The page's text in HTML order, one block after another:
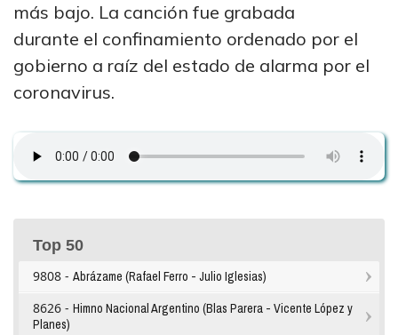
más bajo. La canción fue grabada
durante el confinamiento ordenado por el
gobierno a raíz del estado de alarma por el
coronavirus.
Top 50
9808 - Abrázame (Rafael Ferro - Julio Iglesias)
8626 - Himno Nacional Argentino (Blas Parera - Vicente López y
Planes)